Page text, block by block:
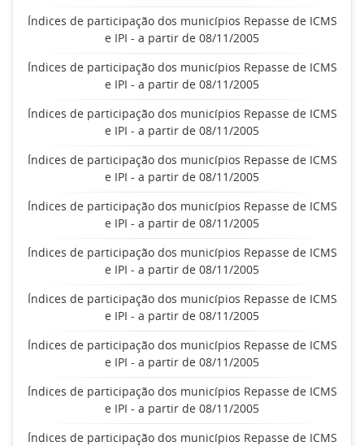
Índices de participação dos municípios Repasse de ICMS
e IPI - a partir de 08/11/2005
Índices de participação dos municípios Repasse de ICMS
e IPI - a partir de 08/11/2005
Índices de participação dos municípios Repasse de ICMS
e IPI - a partir de 08/11/2005
Índices de participação dos municípios Repasse de ICMS
e IPI - a partir de 08/11/2005
Índices de participação dos municípios Repasse de ICMS
e IPI - a partir de 08/11/2005
Índices de participação dos municípios Repasse de ICMS
e IPI - a partir de 08/11/2005
Índices de participação dos municípios Repasse de ICMS
e IPI - a partir de 08/11/2005
Índices de participação dos municípios Repasse de ICMS
e IPI - a partir de 08/11/2005
Índices de participação dos municípios Repasse de ICMS
e IPI - a partir de 08/11/2005
Índices de participação dos municípios Repasse de ICMS